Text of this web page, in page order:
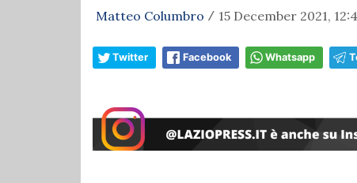
Matteo Columbro / 15 December 2021,
Twitter Facebook Whatsapp